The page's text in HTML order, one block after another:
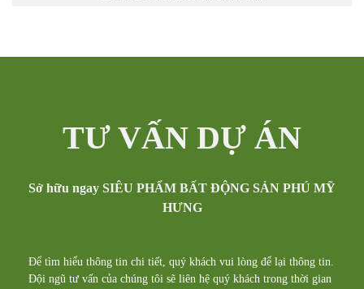
TƯ VẤN DỰ ÁN
Sở hữu ngay SIÊU PHẨM BẤT ĐỘNG SẢN PHÚ MỸ
HƯNG
Để tìm hiểu thông tin chi tiết, quý khách vui lòng để lại thông tin.
Đội ngũ tư vấn của chúng tôi sẽ liên hệ quý khách trong thời gian